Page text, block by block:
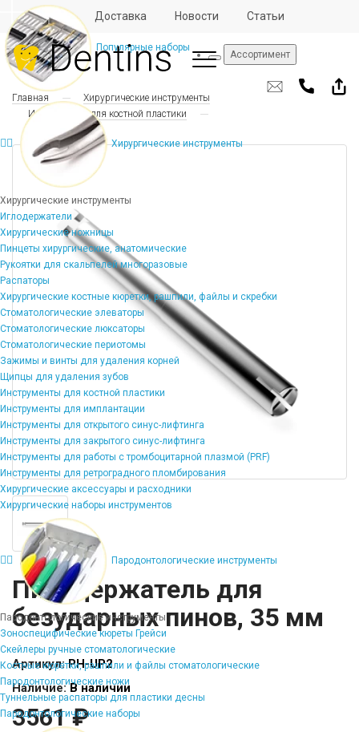
Отзывы Доставка Новости Статьи
Ассортимент
Популярные наборы
Хирургические инструменты
Хирургические инструменты
Иглодержатели
Хирургические ножницы
Пинцеты хирургические, анатомические
Рукоятки для скальпелей многоразовые
Распаторы
Хирургические костные кюретки, рашпили, файлы и скребки
Стоматологические элеваторы
Стоматологические люксаторы
Стоматологические периотомы
Зажимы и винты для удаления корней
Щипцы для удаления зубов
Инструменты для костной пластики
Инструменты для имплантации
Инструменты для открытого синус-лифтинга
Инструменты для закрытого синус-лифтинга
Инструменты для работы с тромбоцитарной плазмой (PRF)
Инструменты для ретроградного пломбирования
Хирургические аксессуары и расходники
Хирургические наборы инструментов
Пародонтологические инструменты
Пародонтологические инструменты
Зоноспецифические кюреты Грейси
Скейлеры ручные стоматологические
Костные кюретки, рашпили и файлы стоматологические
Пародонтологические ножи
Туннельные распаторы для пластики десны
Пародонтологические наборы
Главная
Хирургические инструменты
Инструменты для костной пластики
Пинодержатель для
безударных пинов, 35 мм
Артикул:PH-UP2
Наличие:В наличии
3561 ₽